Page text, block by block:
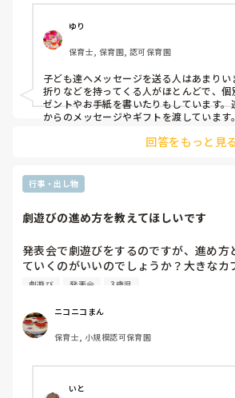
た。
全体的に菓子折りでも、、と思う反面、
なぁとも思ったり。
ご意見お願いします😌
ゆり
保育士, 保育園, 認可保育園
子ども達へメッセージを送る人はあまり
折りなどを持ってくる人がほとんどで、
ゼントやお手紙を書いたりもしています
からのメッセージやギフトを渡しています
回答をもっと見る
行事・出し物
劇遊びの進め方を教えてほしいです
発表会で劇遊びをするのですが、進め方
ていくのがいいのでしょうか？大きなカ
ようと思っています。
劇遊び 発表会 3歳児
ニコニコまん
保育士, 小規模認可保育園
いと